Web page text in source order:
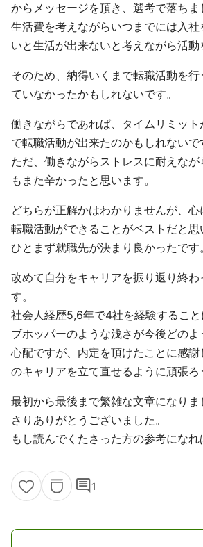
からメッセージを頂き、選考で落ちま
生活費を考えながらいつまでには入
いと生活が出来ないと考えながら活動
そのため、納得いくまで転職活動を
ていなかったかもしれないです。
働きながらであれば、タイムリミット
で転職活動が出来たのかもしれないで
ただ、働きながらストレスに耐えな
もまた辛かったと思います。
どちらが正解かはわかりませんが、
転職活動ができることがベストだと思
ひとまず就職先が決まり良かったです。
改めて自分をキャリアを振り返り終わ
す。
社会人経歴5,6年で4社を経験するこ
ブホッパーのような浅さが今後どの
心配ですが、内定を頂けたことに感
のキャリアを立て直せるように頑張ろ
最初から最後まで繁雑な文章になり
さりありがとうございました。
もし読んでくたさった方の参考になれ
comment1